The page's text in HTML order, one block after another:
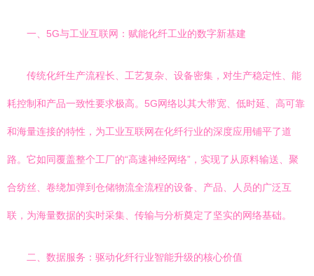
一、5G与工业互联网：赋能化纤工业的数字新基建
传统化纤生产流程长、工艺复杂、设备密集，对生产稳定性、能
耗控制和产品一致性要求极高。5G网络以其大带宽、低时延、高可靠
和海量连接的特性，为工业互联网在化纤行业的深度应用铺平了道
路。它如同覆盖整个工厂的“高速神经网络”，实现了从原料输送、聚
合纺丝、卷绕加弹到仓储物流全流程的设备、产品、人员的广泛互
联，为海量数据的实时采集、传输与分析奠定了坚实的网络基础。
二、数据服务：驱动化纤行业智能升级的核心价值